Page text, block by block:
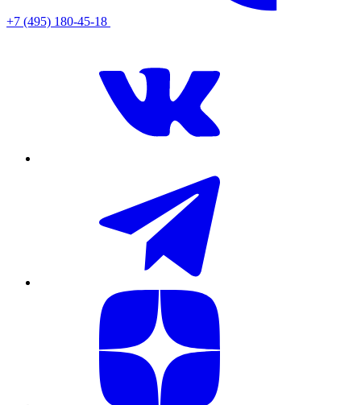
+7 (495) 180-45-18